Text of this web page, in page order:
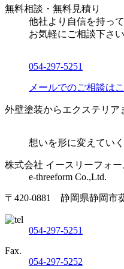
無料相談・無料見積り
他社より自信を持っ
お気軽にご相談下さい
054-297-5251
メールでのご相談は
外壁塗装からエクステリア
想いを形に変えていく
株式会社 イースリーフォー
e-threeform Co.,Ltd.
〒420-0881 静岡県静岡市
054-297-5251
Fax.
054-297-5252